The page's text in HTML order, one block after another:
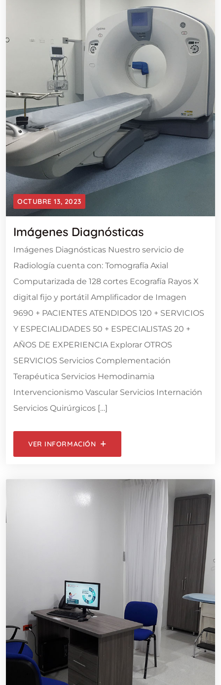
OCTUBRE 13, 2023
Imágenes Diagnósticas
Imágenes Diagnósticas Nuestro servicio de
Radiología cuenta con: Tomografía Axial
Computarizada de 128 cortes Ecografía Rayos X
digital fijo y portátil Amplificador de Imagen
9690 + PACIENTES ATENDIDOS 120 + SERVICIOS
Y ESPECIALIDADES 50 + ESPECIALISTAS 20 +
AÑOS DE EXPERIENCIA Explorar OTROS
SERVICIOS Servicios Complementación
Terapéutica Servicios Hemodinamia
Intervencionismo Vascular Servicios Internación
Servicios Quirúrgicos […]
VER INFORMACIÓN